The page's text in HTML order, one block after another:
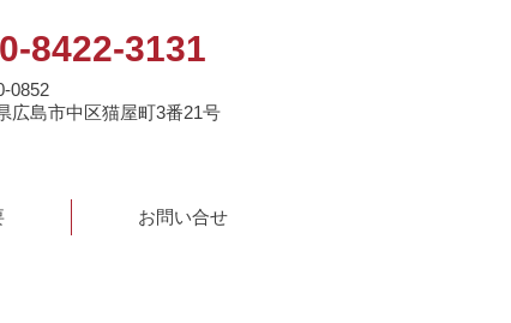
8422-3131
0852
広島市中区猫屋町3番21号
お問い合せ